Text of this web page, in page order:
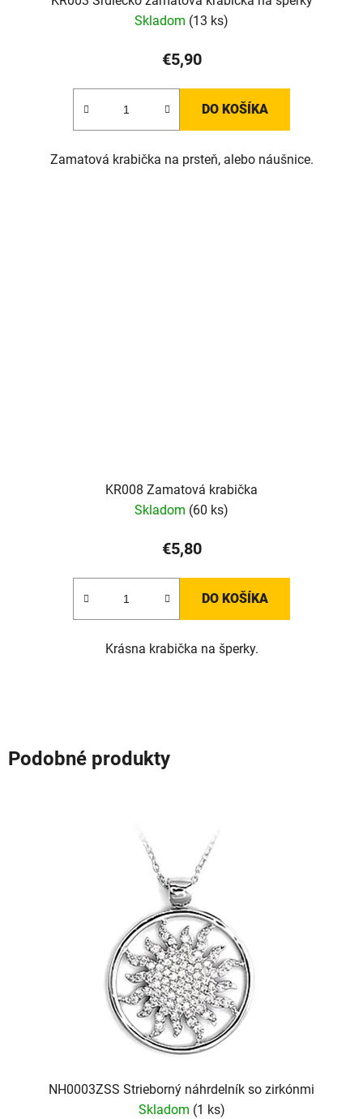
Skladom (13 ks)
€5,90
DO KOŠÍKA
Zamatová krabička na prsteň, alebo náušnice.
KR008 Zamatová krabička
Skladom (60 ks)
€5,80
DO KOŠÍKA
Krásna krabička na šperky.
Podobné produkty
NH0003ZSS Strieborný náhrdelník so zirkónmi
Skladom (1 ks)